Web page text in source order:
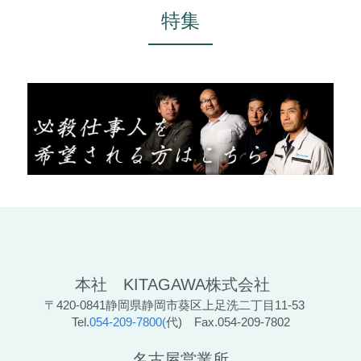
特集
本社　KITAGAWA株式会社
〒420-0841静岡県静岡市葵区上足洗二丁目11-53
Tel.054-209-7800(代)　Fax.054-209-7802